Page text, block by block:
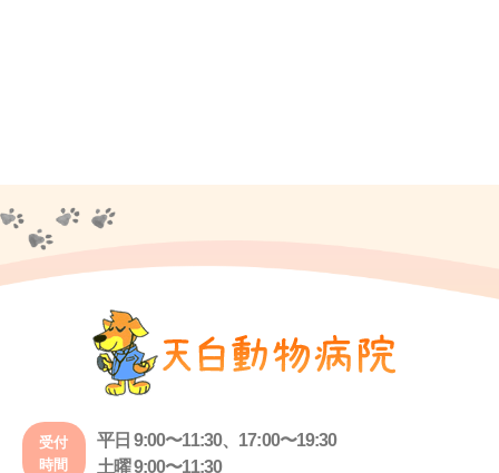
受付
時間
平日 9:00〜11:30、17:00〜19:30
土曜 9:00〜11:30